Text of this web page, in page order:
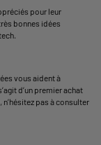
pour leur
bonnes idées
vous aident à
d’un premier achat
pas à consulter